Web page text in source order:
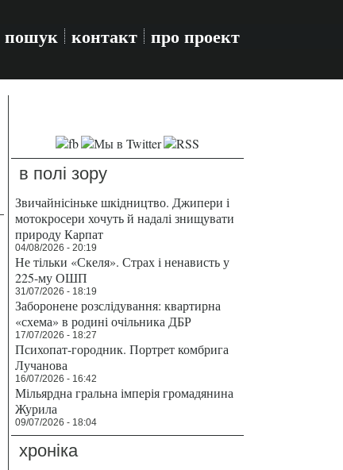
пошук контакт про проект
в полі зору
Звичайнісіньке шкідництво. Джипери і
мотокросери хочуть й надалі знищувати
природу Карпат
04/08/2026 - 20:19
Не тільки «Скеля». Страх і ненависть у
225-му ОШП
31/07/2026 - 18:19
Заборонене розслідування: квартирна
«схема» в родині очільника ДБР
17/07/2026 - 18:27
Психопат-городник. Портрет комбрига
Лучанова
16/07/2026 - 16:42
Мільярдна гральна імперія громадянина
Журила
09/07/2026 - 18:04
хроніка